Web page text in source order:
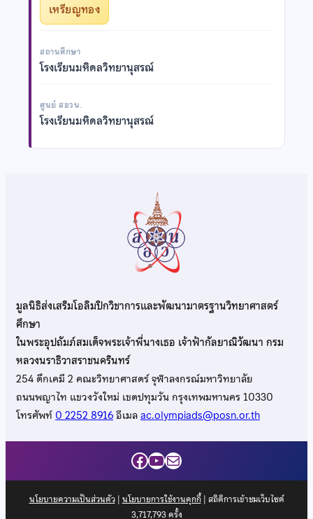
เหรียญทอง
สถานศึกษา
โรงเรียนมหิดลวิทยานุสรณ์
ศูนย์ สอวน.
โรงเรียนมหิดลวิทยานุสรณ์
มูลนิธิส่งเสริมโอลิมปิกวิชาการและพัฒนามาตรฐานวิทยาศาสตร์
ศึกษา
ในพระอุปถัมภ์สมเด็จพระเจ้าพี่นางเธอ เจ้าฟ้ากัลยาณิวัฒนา กรม
หลวงนราธิวาสราชนครินทร์
254 ตึกเคมี 2 คณะวิทยาศาสตร์ จุฬาลงกรณ์มหาวิทยาลัย
ถนนพญาไท แขวงวังใหม่ เขตปทุมวัน กรุงเทพมหานคร 10330
โทรศัพท์0 2252 8916อีเมลac.olympiads@posn.or.th
Facebook
YouTube
Mail
นโยบายความเป็นส่วนตัว| นโยบายการใช้งานคุกกี้| สถิติการเข้าชมเว็บไซต์
3,717,793ครั้ง